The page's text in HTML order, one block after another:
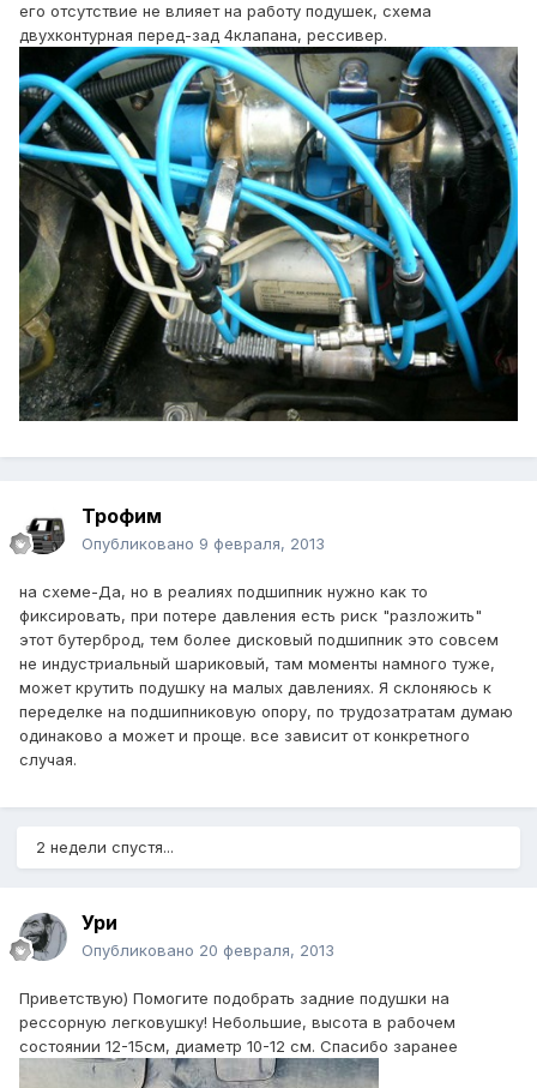
его отсутствие не влияет на работу подушек, схема
двухконтурная перед-зад 4клапана, рессивер.
Трофим
Опубликовано 9 февраля, 2013
на схеме-Да, но в реалиях подшипник нужно как то
фиксировать, при потере давления есть риск "разложить"
этот бутерброд, тем более дисковый подшипник это совсем
не индустриальный шариковый, там моменты намного туже,
может крутить подушку на малых давлениях. Я склоняюсь к
переделке на подшипниковую опору, по трудозатратам думаю
одинаково а может и проще. все зависит от конкретного
случая.
2 недели спустя...
Ури
Опубликовано 20 февраля, 2013
Приветствую) Помогите подобрать задние подушки на
рессорную легковушку! Небольшие, высота в рабочем
состоянии 12-15см, диаметр 10-12 см. Спасибо заранее